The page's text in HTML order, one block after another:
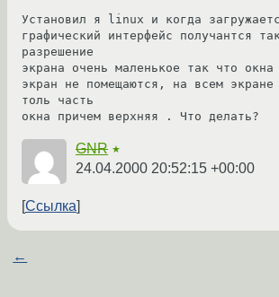
Установил я linux и когда
графический интерфейс получантся
разрешение
экрана очень маленькое так что окна
экран не помещаются, на всем экране
толь часть
окна причем верхняя . Что делать?
GNR ★
24.04.2000 20:52:15 +00:00
Ссылка
←